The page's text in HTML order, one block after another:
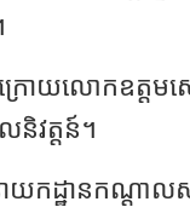
ក្រោយលោកឧត្ត
និវត្តន៍។
ាយកដ្ឋានកណ្ដា